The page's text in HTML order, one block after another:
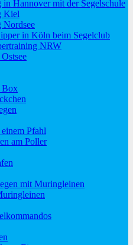
in Hannover mit der Segelschule
Kiel
Nordsee
in Köln beim Segelclub
NRW
Box
Pfahl
am Poller
mit Muringleinen